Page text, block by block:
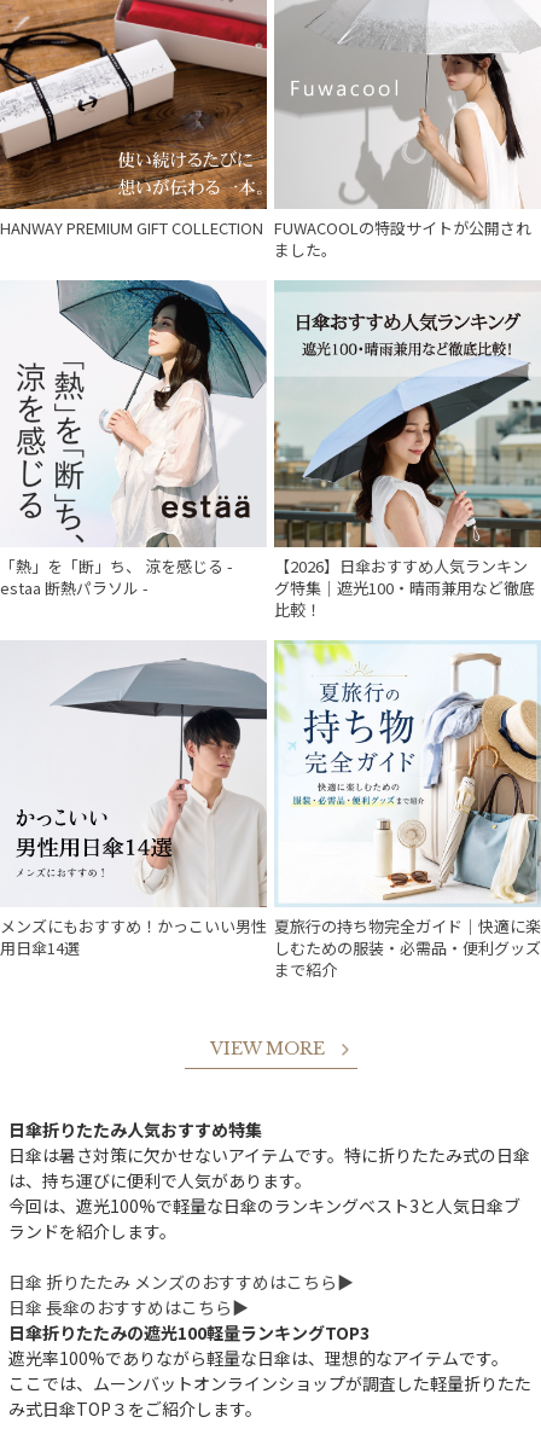
HANWAY PREMIUM GIFT COLLECTION FUWACOOLの特設サイトが公開され
ました。
「熱」を「断」ち、 涼を感じる -
estaa 断熱パラソル -
【2026】日傘おすすめ人気ランキン
グ特集｜遮光100・晴雨兼用など徹底
比較！
メンズにもおすすめ！かっこいい男性
用日傘14選
夏旅行の持ち物完全ガイド｜快適に楽
しむための服装・必需品・便利グッズ
まで紹介
VIEW MORE
日傘折りたたみ人気おすすめ特集
日傘は暑さ対策に欠かせないアイテムです。特に折りたたみ式の日傘
は、持ち運びに便利で人気があります。
今回は、遮光100%で軽量な日傘のランキングベスト3と人気日傘ブ
ランドを紹介します。
日傘 折りたたみ メンズのおすすめはこちら▶︎
日傘 長傘のおすすめはこちら▶︎
日傘折りたたみの遮光100軽量ランキングTOP3
遮光率100%でありながら軽量な日傘は、理想的なアイテムです。
ここでは、ムーンバットオンラインショップが調査した軽量折りたた
み式日傘TOP３をご紹介します。